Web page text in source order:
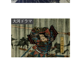
大河ドラマ